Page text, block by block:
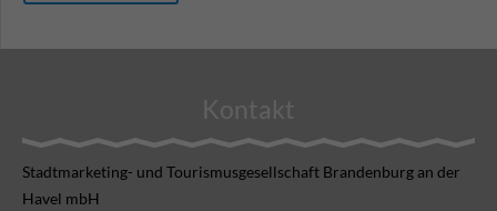
Kontakt
Stadtmarketing- und Tourismusgesellschaft Brandenburg an der
Havel mbH